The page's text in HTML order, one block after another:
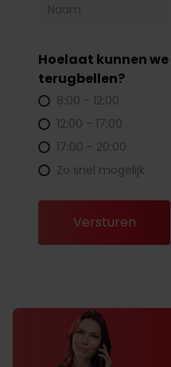
Hoelaat kunnen
terugbellen?
8:00 - 12:00
12:00 - 17:00
17:00 - 20:00
Zo snel mogelijk